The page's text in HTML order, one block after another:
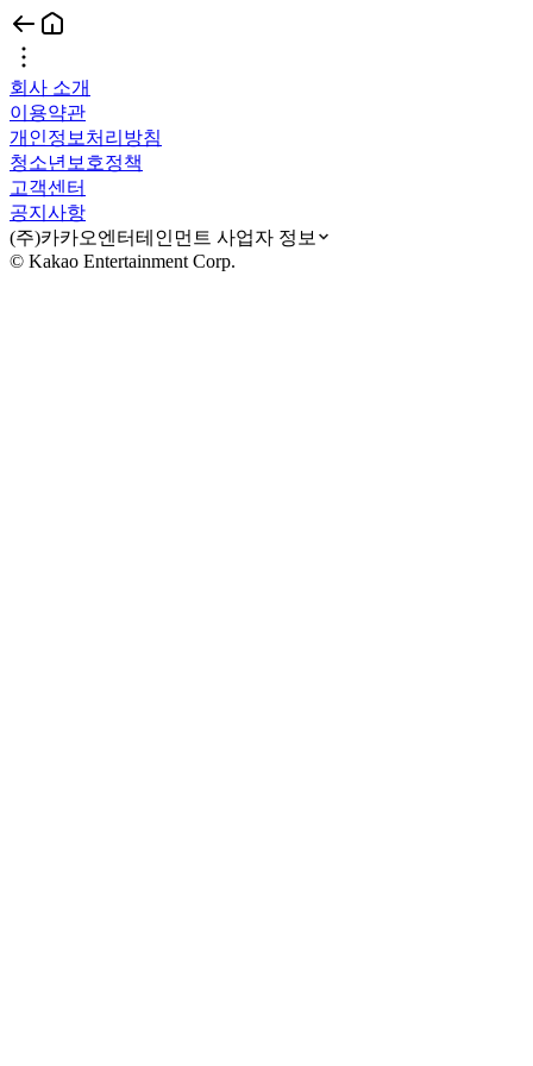
회사 소개
이용약관
개인정보처리방침
청소년보호정책
고객센터
공지사항
(주)카카오엔터테인먼트 사업자 정보
© Kakao Entertainment Corp.